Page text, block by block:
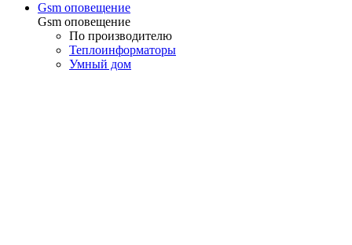
Gsm оповещение
Gsm оповещение
По производителю
Теплоинформаторы
Умный дом